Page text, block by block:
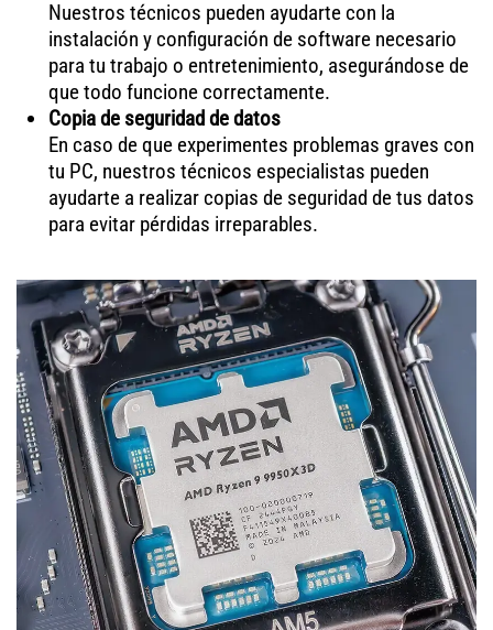
Nuestros técnicos pueden ayudarte con la
instalación y configuración de software necesario
para tu trabajo o entretenimiento, asegurándose de
que todo funcione correctamente.
Copia de seguridad de datos
En caso de que experimentes problemas graves con
tu PC, nuestros técnicos especialistas pueden
ayudarte a realizar copias de seguridad de tus datos
para evitar pérdidas irreparables.